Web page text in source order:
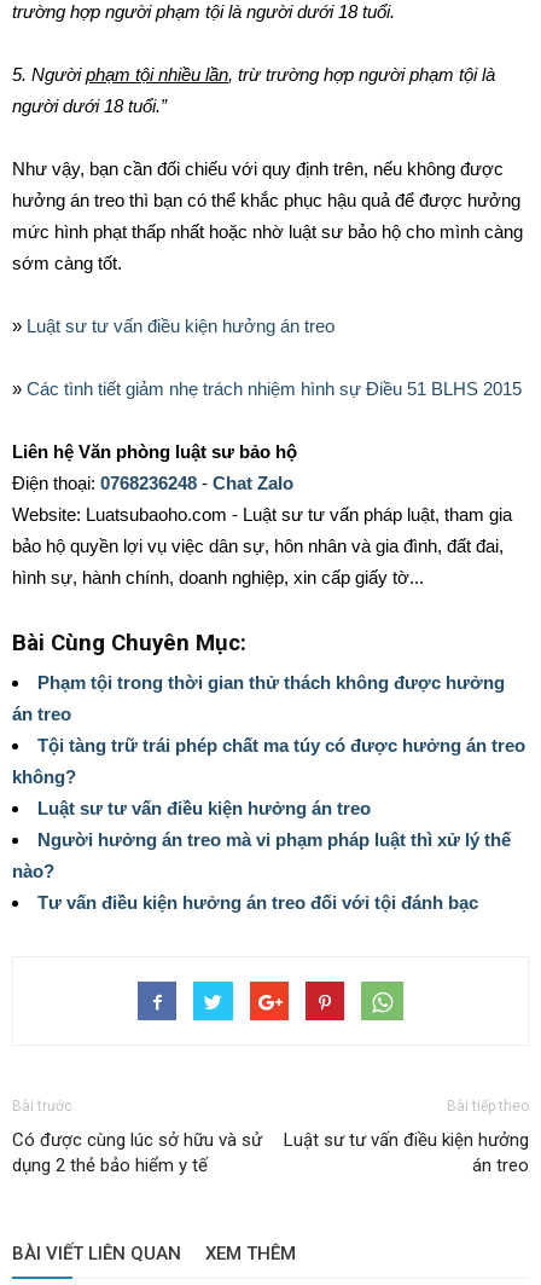
trường hợp người phạm tội là người dưới 18 tuổi.
5. Ngườiphạm tội nhiều lần, trừ trường hợp người phạm tội là
người dưới 18 tuổi.”
Như vậy, bạn cần đối chiếu với quy định trên, nếu không được
hưởng án treo thì bạn có thể khắc phục hậu quả để được hưởng
mức hình phạt thấp nhất hoặc nhờ luật sư bảo hộ cho mình càng
sớm càng tốt.
» Luật sư tư vấn điều kiện hưởng án treo
» Các tình tiết giảm nhẹ trách nhiệm hình sự Điều 51 BLHS 2015
Liên hệ Văn phòng luật sư bảo hộ
Điện thoại: 0768236248 - Chat Zalo
Website: Luatsubaoho.com - Luật sư tư vấn pháp luật, tham gia
bảo hộ quyền lợi vụ việc dân sự, hôn nhân và gia đình, đất đai,
hình sự, hành chính, doanh nghiệp, xin cấp giấy tờ...
Bài Cùng Chuyên Mục:
Phạm tội trong thời gian thử thách không được hưởng
án treo
Tội tàng trữ trái phép chất ma túy có được hưởng án treo
không?
Luật sư tư vấn điều kiện hưởng án treo
Người hưởng án treo mà vi phạm pháp luật thì xử lý thế
nào?
Tư vấn điều kiện hưởng án treo đối với tội đánh bạc
Bài trước
Có được cùng lúc sở hữu và sử
dụng 2 thẻ bảo hiểm y tế
Bài tiếp theo
Luật sư tư vấn điều kiện hưởng
án treo
BÀI VIẾT LIÊN QUAN XEM THÊM